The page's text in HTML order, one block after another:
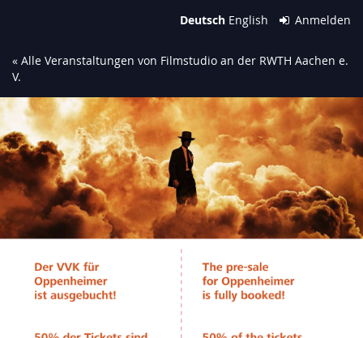
springen
Deutsch English Anmelden
« Alle Veranstaltungen von Filmstudio an der RWTH Aachen e.
V.